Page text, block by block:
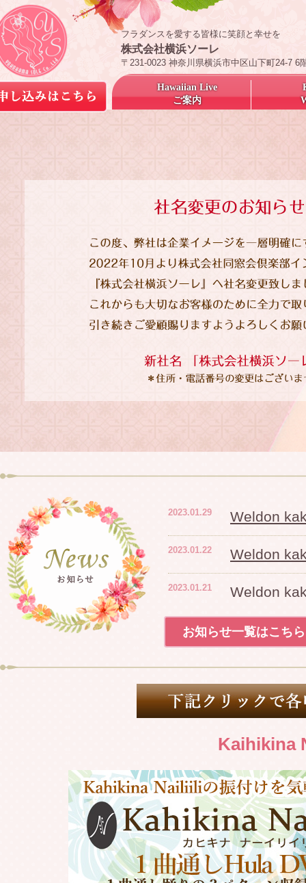
フラダンスを愛する皆様に笑顔と幸せを
株式会社横浜ソーレ
〒231-0023 神奈川県横浜市中区山下町24-7 6
Hawaiian Live
ご案内
2023.01.29 Weldon
2023.01.22 Weldon
2023.01.21 Weldon
2023.01.15 Weldon
2023年 冬
2022.11.27 Weldon
Weldon
2022.11.13 Weldon
2022.11.12 Weldon
2022.10.29 Weldon
お知らせ一覧はこちら
Kaihikina